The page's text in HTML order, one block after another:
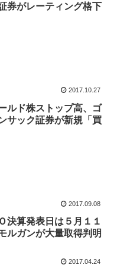
券がレーティング格下
2017.10.27
ルド株ストップ高、ゴ
サック証券が新規「買
2017.09.08
決算発表日は５月１１
ルガンが大量取得判明
2017.04.24